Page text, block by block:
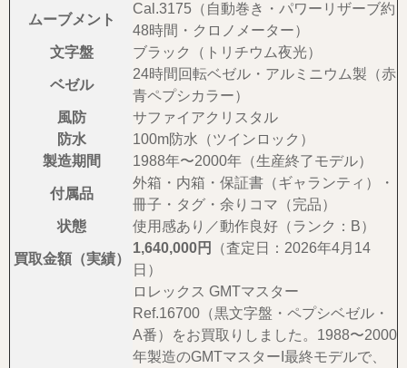
ムーブメント
Cal.3175（自動巻き・パワーリザーブ約
48時間・クロノメーター）
文字盤
ブラック（トリチウム夜光）
ベゼル
24時間回転ベゼル・アルミニウム製（赤
青ペプシカラー）
風防
サファイアクリスタル
防水
100m防水（ツインロック）
製造期間
1988年〜2000年（生産終了モデル）
付属品
外箱・内箱・保証書（ギャランティ）・
冊子・タグ・余りコマ（完品）
状態
使用感あり／動作良好（ランク：B）
買取金額（実績）
1,640,000円
（査定日：2026年4月14
日）
ロレックス GMTマスター
Ref.16700（黒文字盤・ペプシベゼル・
A番）をお買取りしました。1988〜2000
年製造のGMTマスターI最終モデルで、